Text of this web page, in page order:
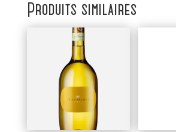
Produits similaires